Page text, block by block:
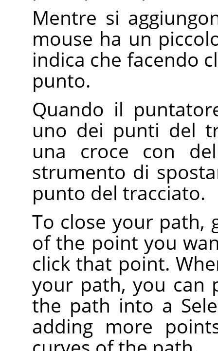
Mentre si
mouse ha un
indica che facendo
punto.
Quando il
uno dei punti del
una croce con
strumento di
punto del tracciato.
To close your path,
of the point you
click that point.
your path, you can
the path into a
adding more